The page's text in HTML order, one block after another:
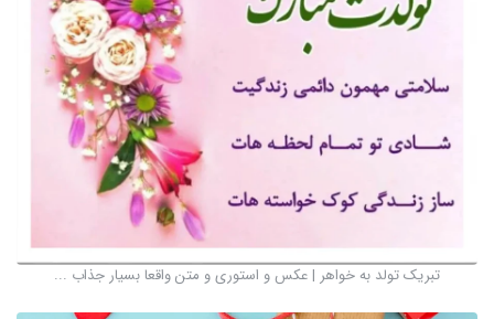
تبریک تولد به خواهر | عکس و استوری و متن واقعا بسیار جذاب ...